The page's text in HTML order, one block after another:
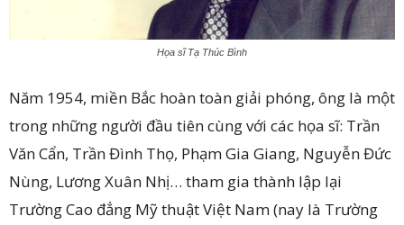
Họa sĩ Tạ Thúc Bình
Năm 1954, miền Bắc hoàn toàn giải phóng, ông là một
trong những người đầu tiên cùng với các họa sĩ: Trần
Văn Cẩn, Trần Đình Thọ, Phạm Gia Giang, Nguyễn Đức
Nùng, Lương Xuân Nhị… tham gia thành lập lại
Trường Cao đẳng Mỹ thuật Việt Nam (nay là Trường